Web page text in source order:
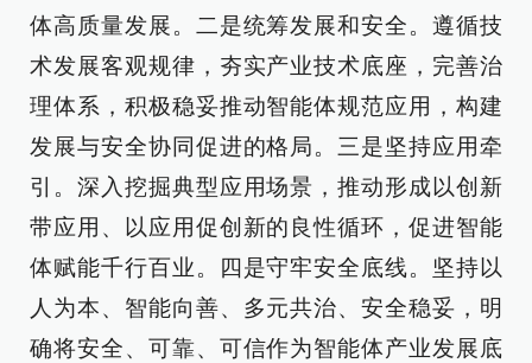
体高质量发展。二是统筹发展和安全。遵循技
术发展客观规律，夯实产业技术底座，完善治
理体系，积极稳妥推动智能体规范应用，构建
发展与安全协同促进的格局。三是坚持应用牵
引。深入挖掘典型应用场景，推动形成以创新
带应用、以应用促创新的良性循环，促进智能
体赋能千行百业。四是守牢安全底线。坚持以
人为本、智能向善、多元共治、安全稳妥，明
确将安全、可靠、可信作为智能体产业发展底